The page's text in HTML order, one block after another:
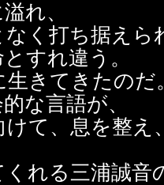
れ、
く打ち据えら
すれ違う。
きてきたのだ
な言語が、
けて、息を整え
れる三浦誠音